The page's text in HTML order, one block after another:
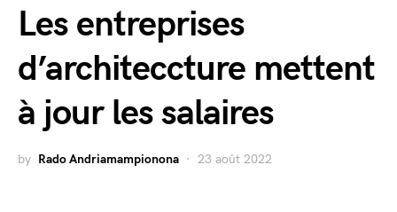
Les entreprises
d’architeccture mettent
à jour les salaires
by Rado Andriamampionona 23 août 2022